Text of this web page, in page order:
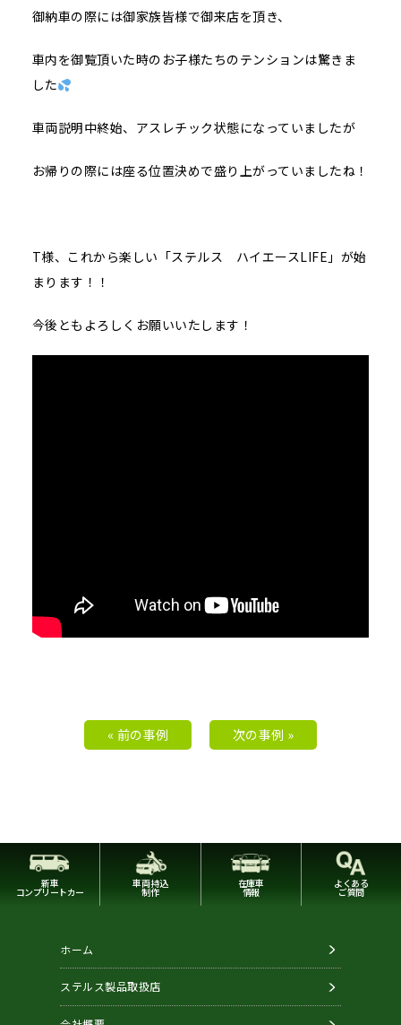
御納車の際には御家族皆様で御来店を頂き、
車内を御覧頂いた時のお子様たちのテンションは驚きま
した
車両説明中終始、アスレチック状態になっていましたが
お帰りの際には座る位置決めで盛り上がっていましたね！
T様、これから楽しい「ステルス ハイエースLIFE」が始
まります！！
今後ともよろしくお願いいたします！
« 前の事例 次の事例 »
新車
コンプリートカー
車両持込
制作
在庫車
情報
よくある
ご質問
ホーム
ステルス製品取扱店